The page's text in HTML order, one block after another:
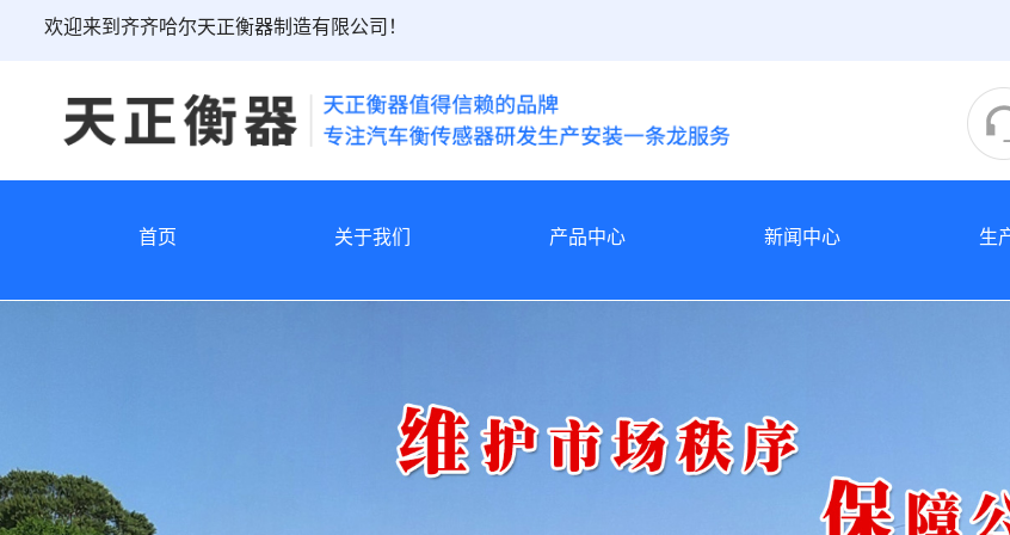
欢迎来到齐齐哈尔天正衡器制造有限公司！
首页 关于我们 产品中心 新闻中心 生